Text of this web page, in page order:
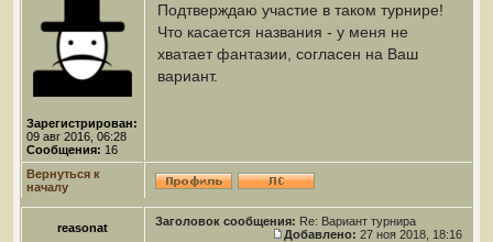
Зарегистрирован:
09 авг 2016, 06:28
Сообщения: 16
Подтверждаю участие в таком турнире!
Что касается названия - у меня не
хватает фантазии, согласен на Ваш
вариант.
Вернуться к
началу
reasonat Заголовок сообщения: Re: Вариант турнира
Добавлено: 27 ноя 2018, 18:16